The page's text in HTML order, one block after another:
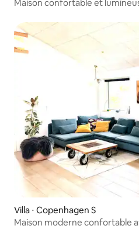
Maison confortable et
Villa ⋅ Copenhagen S
Maison moderne confortable